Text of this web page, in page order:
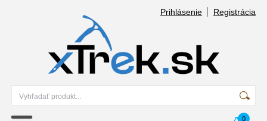
Prihlásenie Registrácia
0